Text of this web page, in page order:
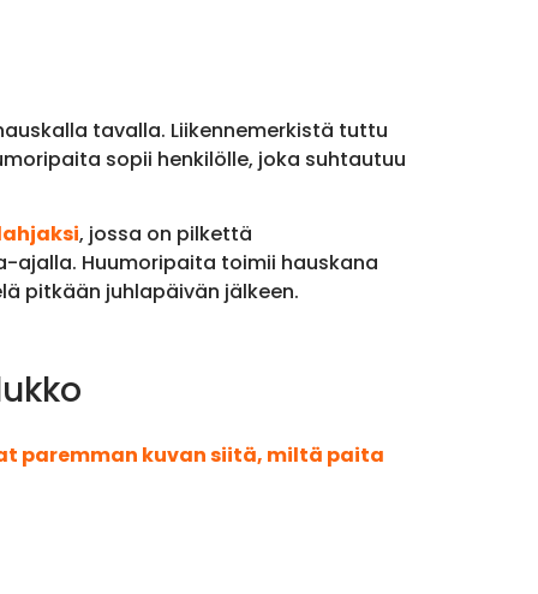
tavalla. Liikennemerkistä tuttu
sopii henkilölle, joka suhtautuu
, jossa on pilkettä
ajalla. Huumoripaita toimii hauskana
pitkään juhlapäivän jälkeen.
paremman kuvan siitä, miltä paita